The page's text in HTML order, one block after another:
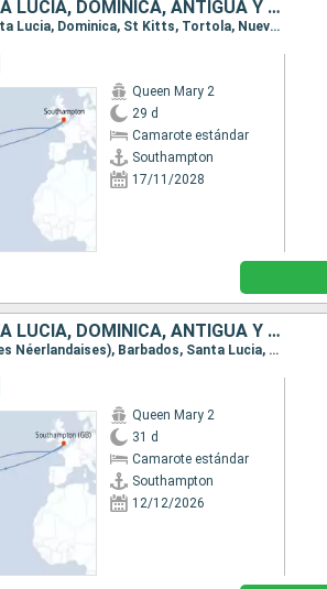
REINO UNIDO, ESTADOS UNIDOS, BARBADOS, SANTA LUCIA, DOMINICA, ANTIGUA Y BARBUDA
Itinerario : Southampton, Nueva York, San Thomas, Barbados, Santa Lucia, Dominica, St Kitts, Tortola, Nueva York, Southampton
Queen Mary 2
29 d
Camarote estándar
Southampton
17/11/2028
ESTADOS UNIDOS, SAN MARTÍN, BARBADOS, SANTA LUCIA, DOMINICA, ANTIGUA Y BARBUDA, REINO UNIDO
Itinerario : Southampton, Nueva York, Tortola, Saint Martin (Antilles Néerlandaises), Barbados, Santa Lucia, Dominica, St Kitts, Nueva York, Southampton
Queen Mary 2
31 d
Camarote estándar
Southampton
12/12/2026